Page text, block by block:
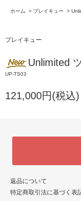
ホーム > プレイキュー >
プレイキュー
Unlimited
UP-TS03
121,000円(税込)
返品について
特定商取引法に基づく表